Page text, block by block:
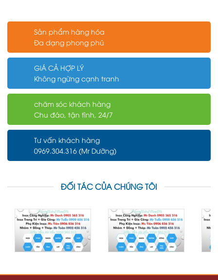
Sản phẩm hàng hóa
Đa dạng phong phú
GIÁ CẢ HỢP LÝ
Không ngừng cạnh tranh
chăm sóc khách hàng
Chu đáo, tận tình, 24/7
Tư vấn khách hàng
0969.304.316 (Mr Dưỡng)
ĐỐI TÁC CỦA CHÚNG TÔI